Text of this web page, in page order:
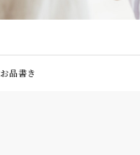
お品書き